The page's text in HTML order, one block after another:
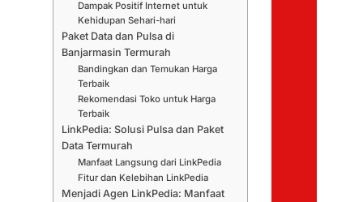
Dampak Positif Internet untuk
Kehidupan Sehari-hari
Paket Data dan Pulsa di
Banjarmasin Termurah
Bandingkan dan Temukan Harga
Terbaik
Rekomendasi Toko untuk Harga
Terbaik
LinkPedia: Solusi Pulsa dan Paket
Data Termurah
Manfaat Langsung dari LinkPedia
Fitur dan Kelebihan LinkPedia
Menjadi Agen LinkPedia: Manfaat